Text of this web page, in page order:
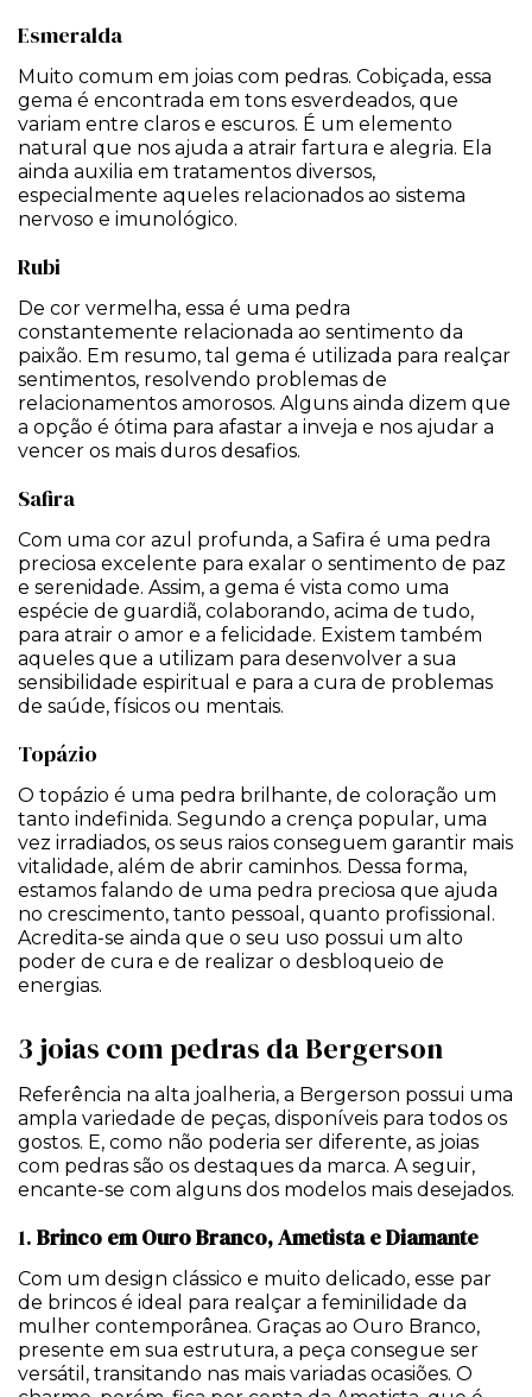
Esmeralda
Muito comum em joias com pedras. Cobiçada, essa
gema é encontrada em tons esverdeados, que
variam entre claros e escuros. É um elemento
natural que nos ajuda a atrair fartura e alegria. Ela
ainda auxilia em tratamentos diversos,
especialmente aqueles relacionados ao sistema
nervoso e imunológico.
Rubi
De cor vermelha, essa é uma pedra
constantemente relacionada ao sentimento da
paixão. Em resumo, tal gema é utilizada para realçar
sentimentos, resolvendo problemas de
relacionamentos amorosos. Alguns ainda dizem que
a opção é ótima para afastar a inveja e nos ajudar a
vencer os mais duros desafios.
Safira
Com uma cor azul profunda, a Safira é uma pedra
preciosa excelente para exalar o sentimento de paz
e serenidade. Assim, a gema é vista como uma
espécie de guardiã, colaborando, acima de tudo,
para atrair o amor e a felicidade. Existem também
aqueles que a utilizam para desenvolver a sua
sensibilidade espiritual e para a cura de problemas
de saúde, físicos ou mentais.
Topázio
O topázio é uma pedra brilhante, de coloração um
tanto indefinida. Segundo a crença popular, uma
vez irradiados, os seus raios conseguem garantir mais
vitalidade, além de abrir caminhos. Dessa forma,
estamos falando de uma pedra preciosa que ajuda
no crescimento, tanto pessoal, quanto profissional.
Acredita-se ainda que o seu uso possui um alto
poder de cura e de realizar o desbloqueio de
energias.
3 joias com pedras da Bergerson
Referência na alta joalheria, a Bergerson possui uma
ampla variedade de peças, disponíveis para todos os
gostos. E, como não poderia ser diferente, as joias
com pedras são os destaques da marca. A seguir,
encante-se com alguns dos modelos mais desejados.
1. Brinco em Ouro Branco, Ametista e Diamante
Com um design clássico e muito delicado, esse par
de brincos é ideal para realçar a feminilidade da
mulher contemporânea. Graças ao Ouro Branco,
presente em sua estrutura, a peça consegue ser
versátil, transitando nas mais variadas ocasiões. O